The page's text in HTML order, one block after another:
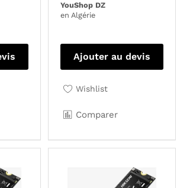
YouShop DZ
en Algérie
Ajouter au devis
Wishlist
Comparer